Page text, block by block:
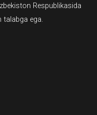
Respublikasida
talabga ega.